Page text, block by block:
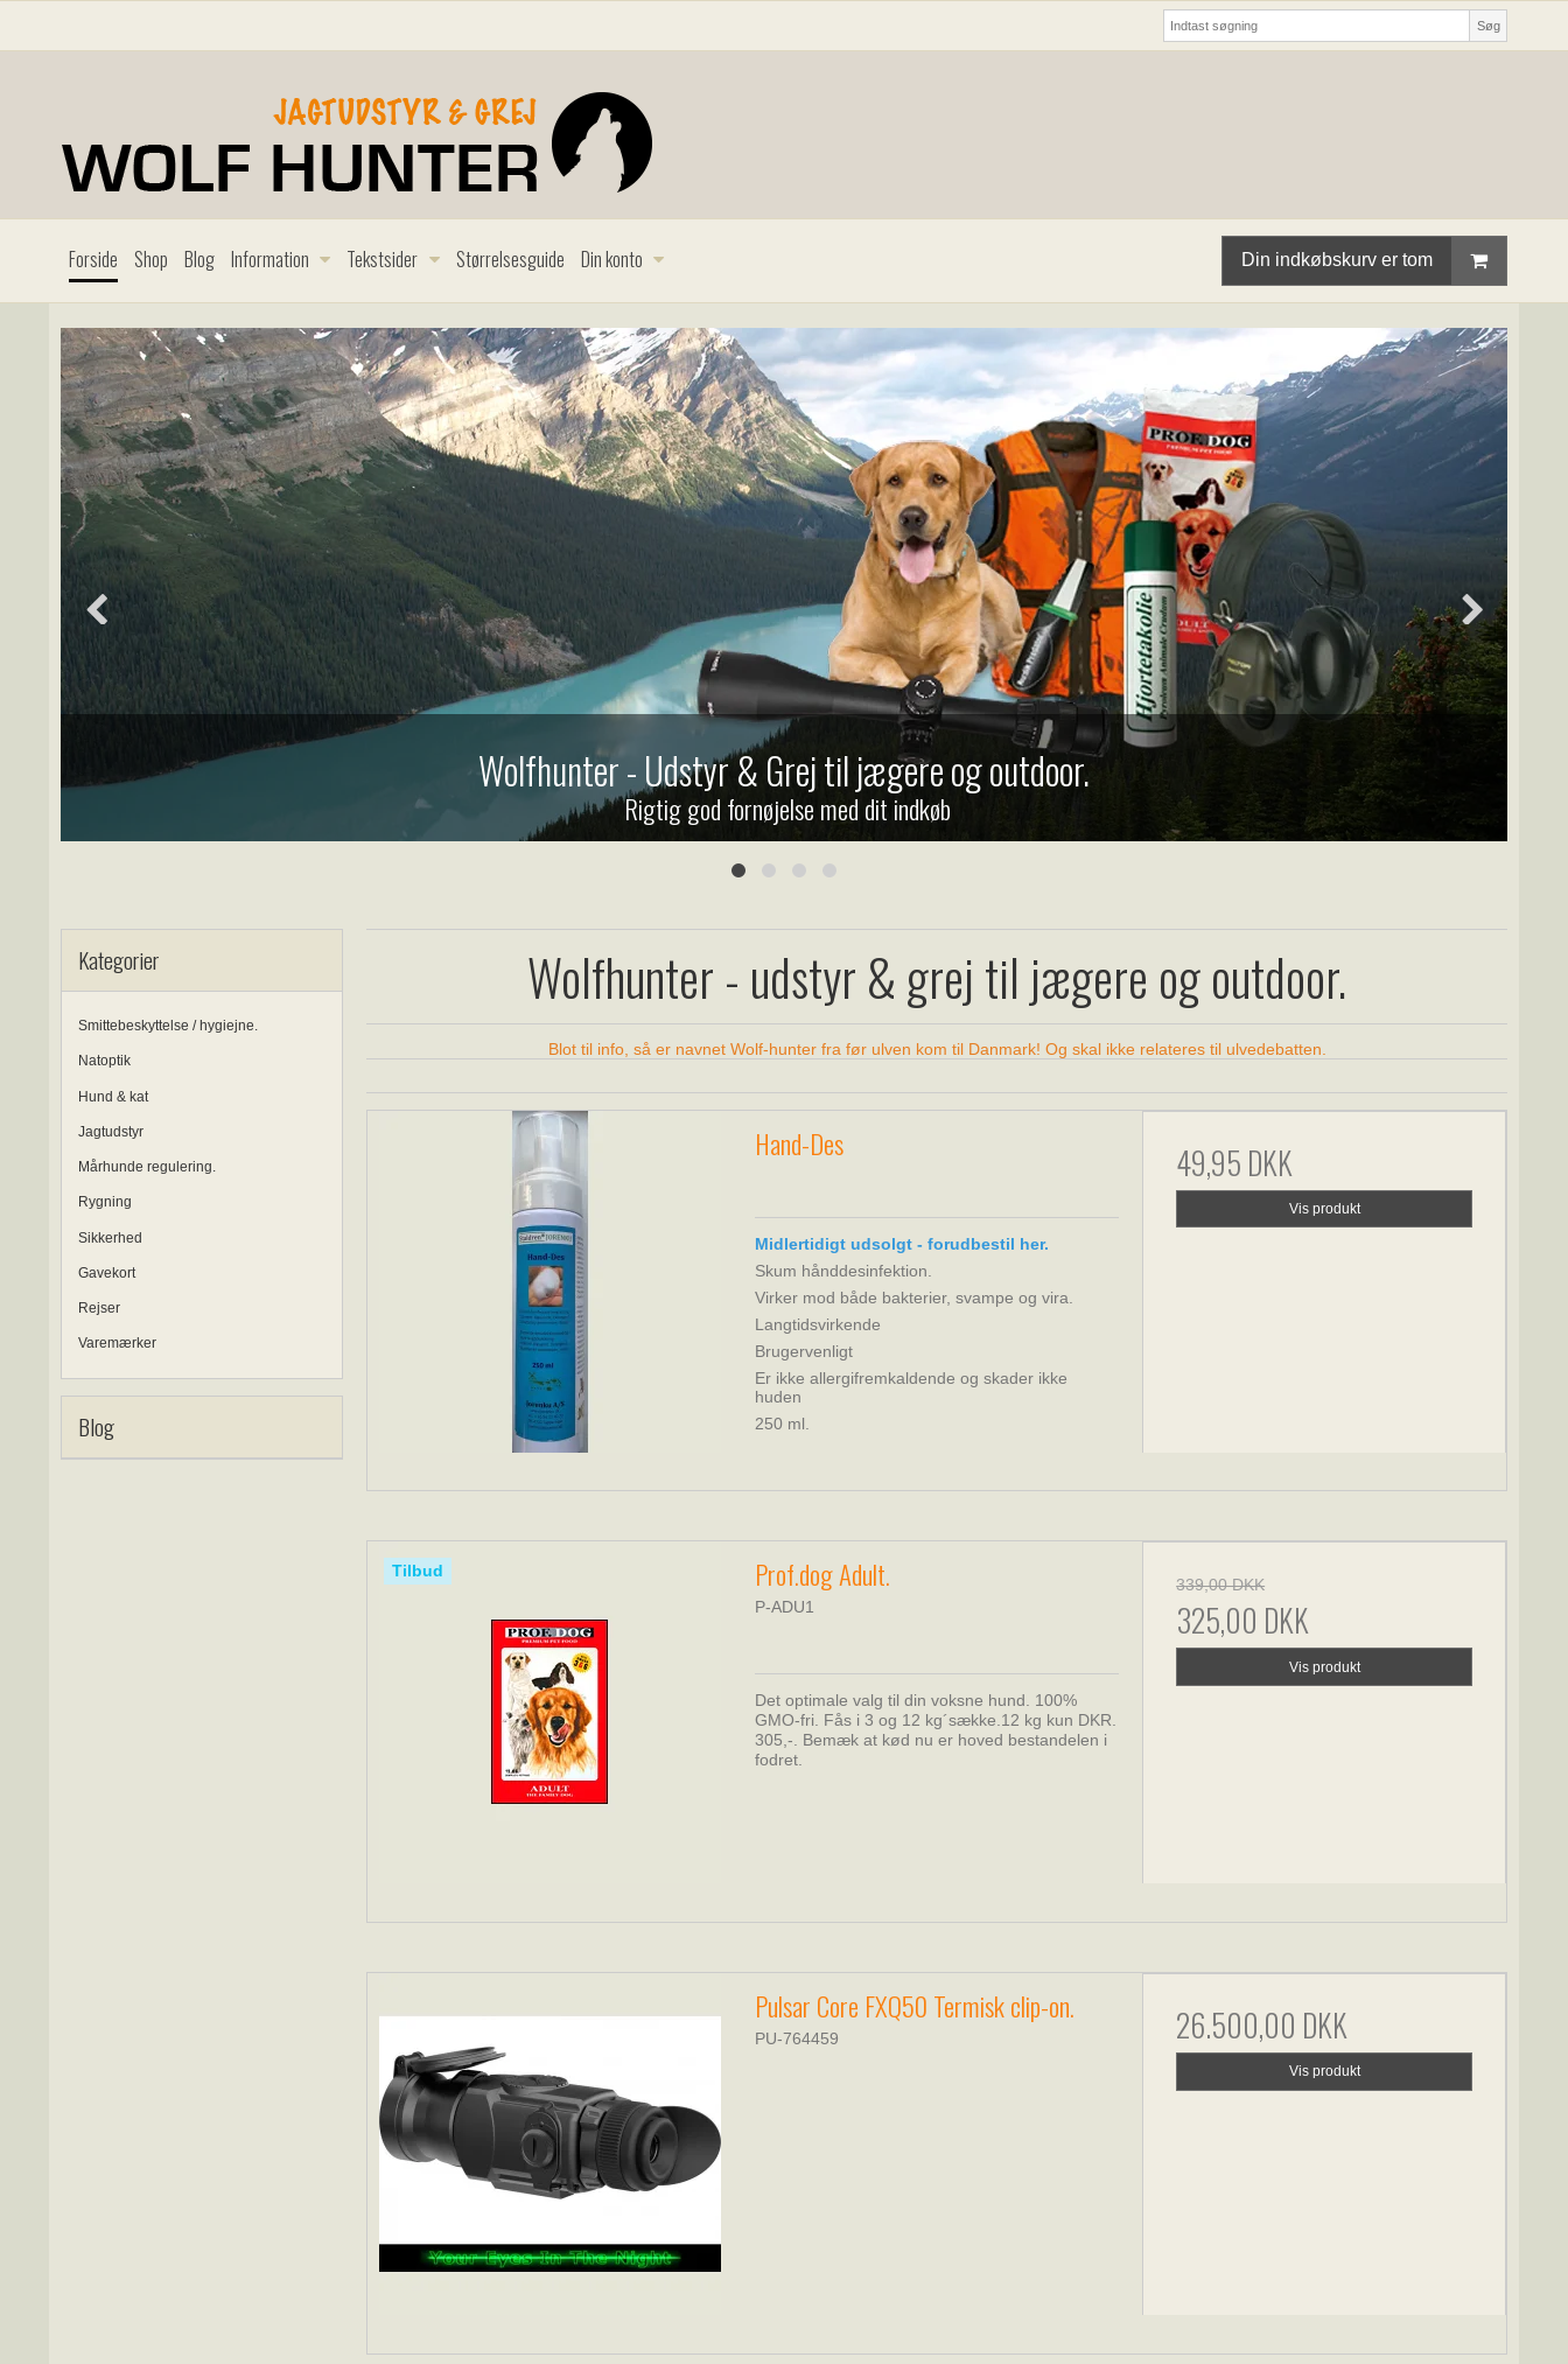
Søg
Forside Shop Blog Information Tekstsider Størrelsesguide Din konto Din indkøbskurv er tom
Wolfhunter - Udstyr & Grej til jægere og outdoor.
Rigtig god fornøjelse med dit indkøb
Det er rigtigt nok.
Kategorier
Smittebeskyttelse / hygiejne.
Natoptik
Hund & kat
Jagtudstyr
Mårhunde regulering.
Rygning
Sikkerhed
Gavekort
Rejser
Varemærker
Blog
Wolfhunter - udstyr & grej til jægere og outdoor.
Blot til info, så er navnet Wolf-hunter fra før ulven kom til Danmark! Og skal ikke relateres til ulvedebatten.
Hand-Des
Midlertidigt udsolgt - forudbestil her.
Skum hånddesinfektion.
Virker mod både bakterier, svampe og vira.
Langtidsvirkende
Brugervenligt
Er ikke allergifremkaldende og skader ikke
huden
250 ml.
49,95 DKK
Vis produkt
Tilbud Prof.dog Adult.
P-ADU1
Det optimale valg til din voksne hund. 100%
GMO-fri. Fås i 3 og 12 kg´sække.12 kg kun DKR.
305,-. Bemæk at kød nu er hoved bestandelen i
fodret.
339,00 DKK
325,00 DKK
Vis produkt
Pulsar Core FXQ50 Termisk clip-on.
PU-764459 26.500,00 DKK
Vis produkt